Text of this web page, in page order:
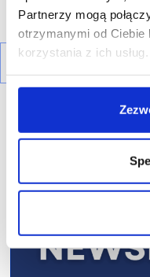
Partnerzy mogą
otrzymanymi od
korzystania z ich usług.